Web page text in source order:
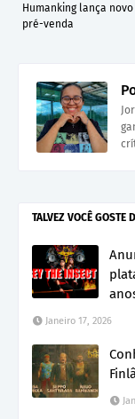
Humanking lança novo
pré-venda
TALVEZ VOCÊ GOSTE
Janeiro 17, 2026